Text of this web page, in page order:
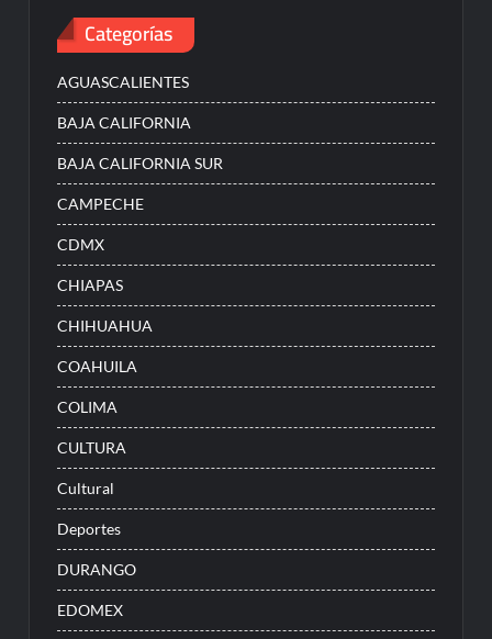
Categorías
AGUASCALIENTES
BAJA CALIFORNIA
BAJA CALIFORNIA SUR
CAMPECHE
CDMX
CHIAPAS
CHIHUAHUA
COAHUILA
COLIMA
CULTURA
Cultural
Deportes
DURANGO
EDOMEX